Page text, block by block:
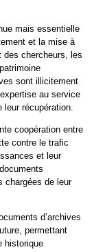
mais essentielle
et la mise à
chercheurs, les
sont illicitement
au service
récupération.
coopération entre
contre le trafic
et leur
chargées de leur
d’archives
permettant
historique